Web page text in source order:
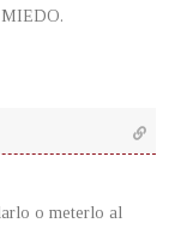
o meterlo al